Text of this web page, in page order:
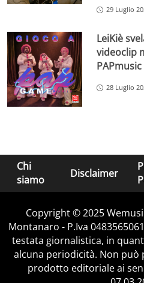
29 Luglio
LeiKiè
videoclip
PAPmusic
28 Luglio
Chi
siamo
Disclaimer
Copyright © 2025
Montanaro - P.Iva
testata giornalistica, in
alcuna periodicità. Non
prodotto editoriale ai